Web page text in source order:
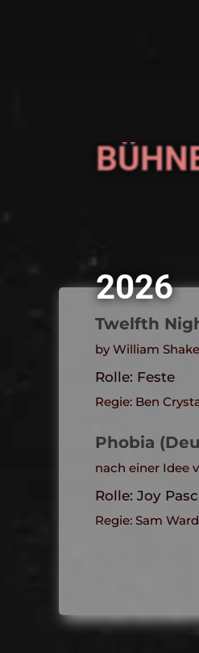
2026
Twelfth
by William
Rolle: Feste
Regie: Ben
Phobia
nach einer Idee
Rolle: Joy
Regie: Sam